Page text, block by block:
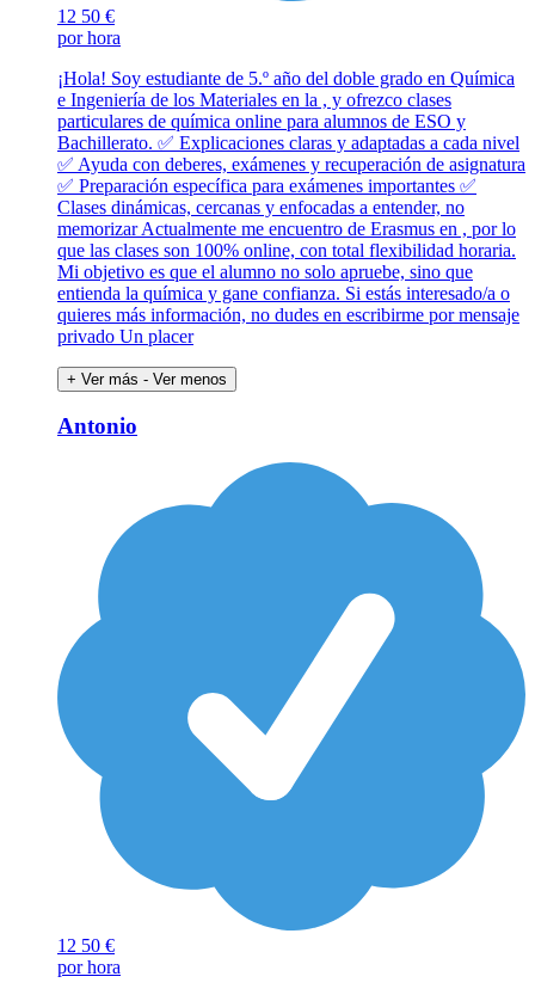
12 50 €
por hora
¡Hola! Soy estudiante de 5.º año del doble grado en Química
e Ingeniería de los Materiales en la , y ofrezco clases
particulares de química online para alumnos de ESO y
Bachillerato. ✅ Explicaciones claras y adaptadas a cada nivel
✅ Ayuda con deberes, exámenes y recuperación de asignatura
✅ Preparación específica para exámenes importantes ✅
Clases dinámicas, cercanas y enfocadas a entender, no
memorizar Actualmente me encuentro de Erasmus en , por lo
que las clases son 100% online, con total flexibilidad horaria.
Mi objetivo es que el alumno no solo apruebe, sino que
entienda la química y gane confianza. Si estás interesado/a o
quieres más información, no dudes en escribirme por mensaje
privado Un placer
+ Ver más - Ver menos
Antonio
12 50 €
por hora